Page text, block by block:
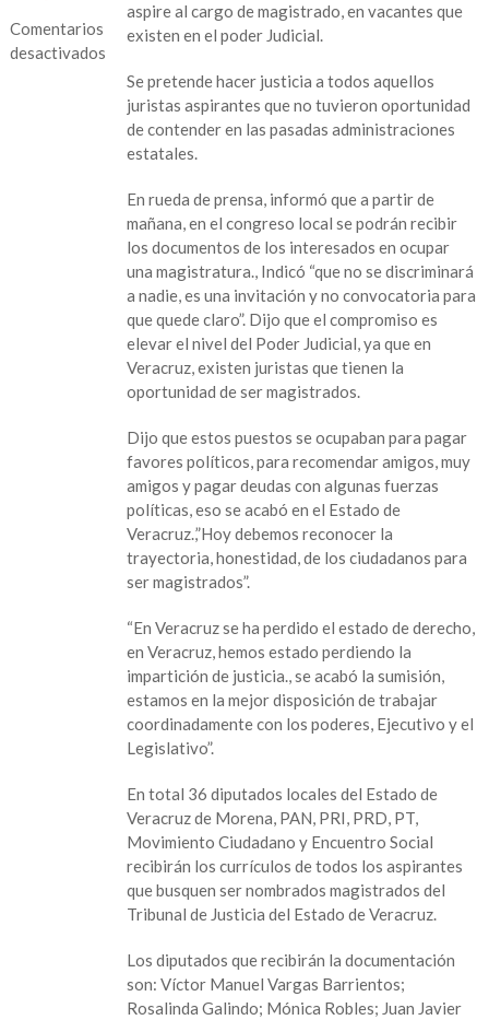
Comentarios
desactivados
aspire al cargo de magistrado, en vacantes que
existen en el poder Judicial.
Se pretende hacer justicia a todos aquellos
juristas aspirantes que no tuvieron oportunidad
de contender en las pasadas administraciones
estatales.
En rueda de prensa, informó que a partir de
mañana, en el congreso local se podrán recibir
los documentos de los interesados en ocupar
una magistratura., Indicó “que no se discriminará
a nadie, es una invitación y no convocatoria para
que quede claro”. Dijo que el compromiso es
elevar el nivel del Poder Judicial, ya que en
Veracruz, existen juristas que tienen la
oportunidad de ser magistrados.
Dijo que estos puestos se ocupaban para pagar
favores políticos, para recomendar amigos, muy
amigos y pagar deudas con algunas fuerzas
políticas, eso se acabó en el Estado de
Veracruz.,”Hoy debemos reconocer la
trayectoria, honestidad, de los ciudadanos para
ser magistrados”.
“En Veracruz se ha perdido el estado de derecho,
en Veracruz, hemos estado perdiendo la
impartición de justicia., se acabó la sumisión,
estamos en la mejor disposición de trabajar
coordinadamente con los poderes, Ejecutivo y el
Legislativo”.
En total 36 diputados locales del Estado de
Veracruz de Morena, PAN, PRI, PRD, PT,
Movimiento Ciudadano y Encuentro Social
recibirán los currículos de todos los aspirantes
que busquen ser nombrados magistrados del
Tribunal de Justicia del Estado de Veracruz.
Los diputados que recibirán la documentación
son: Víctor Manuel Vargas Barrientos;
Rosalinda Galindo; Mónica Robles; Juan Javier